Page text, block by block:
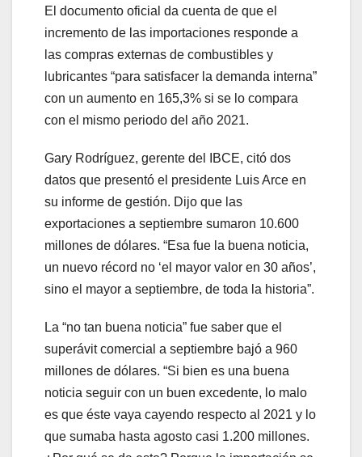
El documento oficial da cuenta de que el
incremento de las importaciones responde a
las compras externas de combustibles y
lubricantes “para satisfacer la demanda interna”
con un aumento en 165,3% si se lo compara
con el mismo periodo del año 2021.
Gary Rodríguez, gerente del IBCE, citó dos
datos que presentó el presidente Luis Arce en
su informe de gestión. Dijo que las
exportaciones a septiembre sumaron 10.600
millones de dólares. “Esa fue la buena noticia,
un nuevo récord no ‘el mayor valor en 30 años’,
sino el mayor a septiembre, de toda la historia”.
La “no tan buena noticia” fue saber que el
superávit comercial a septiembre bajó a 960
millones de dólares. “Si bien es una buena
noticia seguir con un buen excedente, lo malo
es que éste vaya cayendo respecto al 2021 y lo
que sumaba hasta agosto casi 1.200 millones.